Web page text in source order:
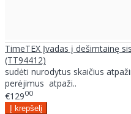
TimeTEX Įvadas į dešimtainę
(TT94412)
sudėti nurodytus skaičius
perėjimus atpaži..
€12900